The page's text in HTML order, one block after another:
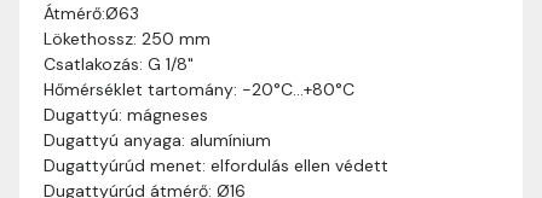
Átmérő:Ø63
Lökethossz: 250 mm
Csatlakozás: G 1/8"
Hőmérséklet tartomány: -20°C…+80°C
Dugattyú: mágneses
Dugattyú anyaga: alumínium
Dugattyúrúd menet: elfordulás ellen védett
Dugattyúrúd átmérő: Ø16
zökkenőmentesen történhessen.
Szállítási idő:
munkanapon belül kézbesítjük. Amennyiben
valamilyen okból kifolyólag a szállítás hosszabb
ideig tart, előre értesítünk benneteket.
Szállítási díj: A szállítási díj függ a termék súlyától
és a szállítási cím távolságától. A pontos szállítási